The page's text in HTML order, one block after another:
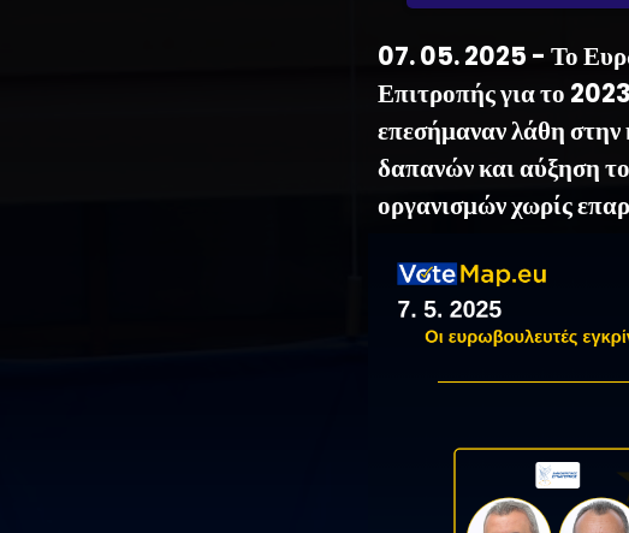
07. 05. 2025 - Το
Επιτροπής για το
επεσήμαναν λάθη
δαπανών και αύξηση
οργανισμών χωρίς